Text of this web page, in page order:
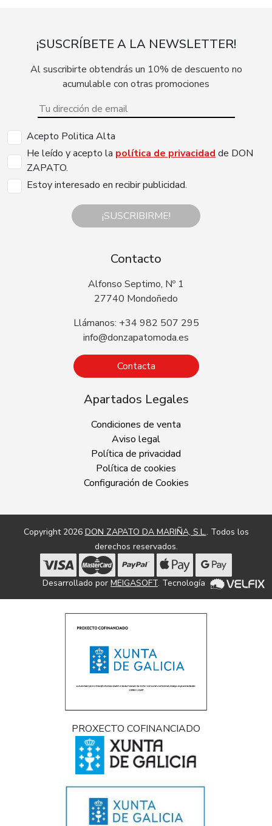
¡SUSCRÍBETE A LA NEWSLETTER!
Al suscribirte obtendrás un 10% de descuento no
acumulable con otras promociones
Acepto Politica Alta
He leído y acepto la política de privacidad de DON
ZAPATO.
Estoy interesado en recibir publicidad.
¡SUSCRIBIRME!
Contacto
Alfonso Septimo, Nº 1
27740 Mondoñedo
Llámanos: +34 982 507 295
info@donzapatomoda.es
Contacta
Apartados Legales
Condiciones de venta
Aviso legal
Política de privacidad
Política de cookies
Configuración de Cookies
Copyright 2026 DON ZAPATO DA MARIÑA, S.L.. Todos los
derechos reservados.
Desarrollado por MEIGASOFT. Tecnología
PROXECTO COFINANCIADO